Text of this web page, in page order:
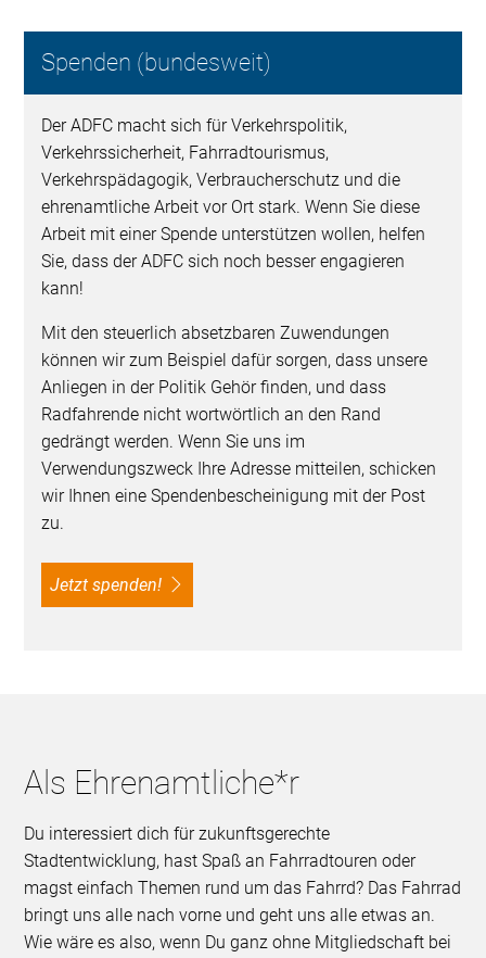
Spenden (bundesweit)
Der ADFC macht sich für Verkehrspolitik,
Verkehrssicherheit, Fahrradtourismus,
Verkehrspädagogik, Verbraucherschutz und die
ehrenamtliche Arbeit vor Ort stark. Wenn Sie diese
Arbeit mit einer Spende unterstützen wollen, helfen
Sie, dass der ADFC sich noch besser engagieren
kann!
Mit den steuerlich absetzbaren Zuwendungen
können wir zum Beispiel dafür sorgen, dass unsere
Anliegen in der Politik Gehör finden, und dass
Radfahrende nicht wortwörtlich an den Rand
gedrängt werden. Wenn Sie uns im
Verwendungszweck Ihre Adresse mitteilen, schicken
wir Ihnen eine Spendenbescheinigung mit der Post
zu.
Jetzt spenden!
Als Ehrenamtliche*r
Du interessiert dich für zukunftsgerechte
Stadtentwicklung, hast Spaß an Fahrradtouren oder
magst einfach Themen rund um das Fahrrd? Das Fahrrad
bringt uns alle nach vorne und geht uns alle etwas an.
Wie wäre es also, wenn Du ganz ohne Mitgliedschaft bei